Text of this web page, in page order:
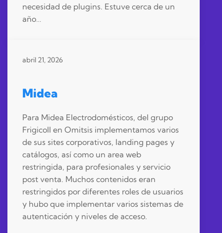
necesidad de plugins. Estuve cerca de un
año…
abril 21, 2026
Midea
Para Midea Electrodomésticos, del grupo
Frigicoll en Omitsis implementamos varios
de sus sites corporativos, landing pages y
catálogos, así como un area web
restringida, para profesionales y servicio
post venta. Muchos contenidos eran
restringidos por diferentes roles de usuarios
y hubo que implementar varios sistemas de
autenticación y niveles de acceso.